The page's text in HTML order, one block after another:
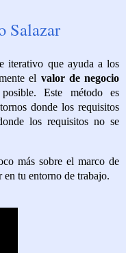
Salazar
iterativo que ayuda a los
el valor de negocio
Este método es
donde los requisitos
los requisitos no se
más sobre el marco de
tu entorno de trabajo.